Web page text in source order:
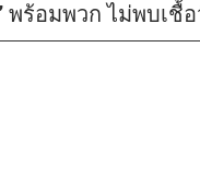
พร้อมพวก ไม่พบเชื้